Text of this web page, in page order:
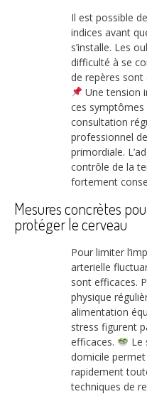
Il est possible
indices avant
s’installe. Les
difficulté à se
de repères sont
Une tension
ces symptômes
consultation
professionnel
primordiale.
contrôle de la
fortement
Mesures concrètes
protéger le cerveau
Pour limiter
arterielle
sont efficaces.
physique
alimentation
stress figurent
efficaces.
Le
domicile
rapidement
techniques de